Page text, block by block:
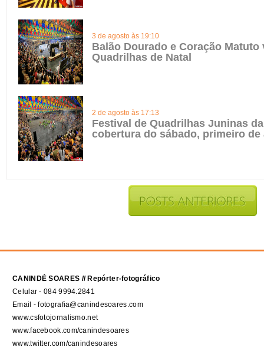
3 de agosto às 19:10
Balão Dourado e Coração Matuto
Quadrilhas de Natal
2 de agosto às 17:13
Festival de Quadrilhas Juninas
cobertura do sábado, primeiro de
CANINDÉ SOARES // Repórter-fotográfico
Celular - 084 9994.2841
Email - fotografia@canindesoares.com
www.csfotojornalismo.net
www.facebook.com/canindesoares
www.twitter.com/canindesoares